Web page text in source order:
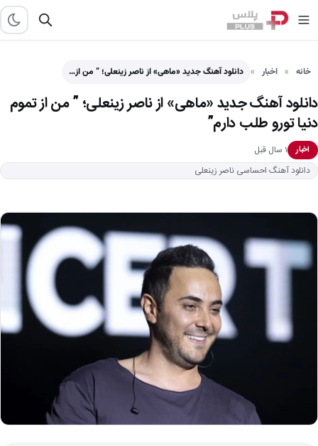
خانه اخبار دانلود آهنگ جدید «ماهی» از ناصر زینعلی؛ ” من از…
دانلود آهنگ جدید «ماهی» از ناصر زینعلی؛ ” من از تموم
دنیا تورو طلب دارم”
اخبار
۱ سال قبل
دانلود آهنگ احساسی ناصر زینعلی